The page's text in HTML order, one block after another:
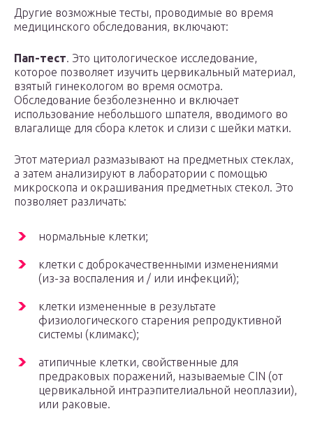
Другие возможные тесты, проводимые во время
медицинского обследования, включают:
Пап-тест. Это цитологическое исследование,
которое позволяет изучить цервикальный материал,
взятый гинекологом во время осмотра.
Обследование безболезненно и включает
использование небольшого шпателя, вводимого во
влагалище для сбора клеток и слизи с шейки матки.
Этот материал размазывают на предметных стеклах,
а затем анализируют в лаборатории с помощью
микроскопа и окрашивания предметных стекол. Это
позволяет различать:
нормальные клетки;
клетки с доброкачественными изменениями
(из-за воспаления и / или инфекций);
клетки измененные в результате
физиологического старения репродуктивной
системы (климакс);
атипичные клетки, свойственные для
предраковых поражений, называемые CIN (от
цервикальной интраэпителиальной неоплазии),
или раковые.